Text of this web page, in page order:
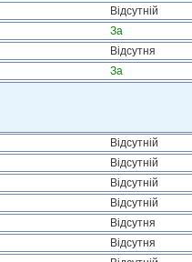
Відсутній
За
Відсутня
За
Відсутній
Відсутній
Відсутній
Відсутній
Відсутня
Відсутня